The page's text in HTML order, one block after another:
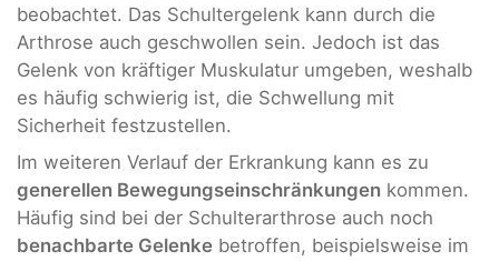
beobachtet. Das Schultergelenk kann durch die
Arthrose auch geschwollen sein. Jedoch ist das
Gelenk von kräftiger Muskulatur umgeben, weshalb
es häufig schwierig ist, die Schwellung mit
Sicherheit festzustellen.
Im weiteren Verlauf der Erkrankung kann es zu
generellen Bewegungseinschränkungen kommen.
Häufig sind bei der Schulterarthrose auch noch
benachbarte Gelenke betroffen, beispielsweise im